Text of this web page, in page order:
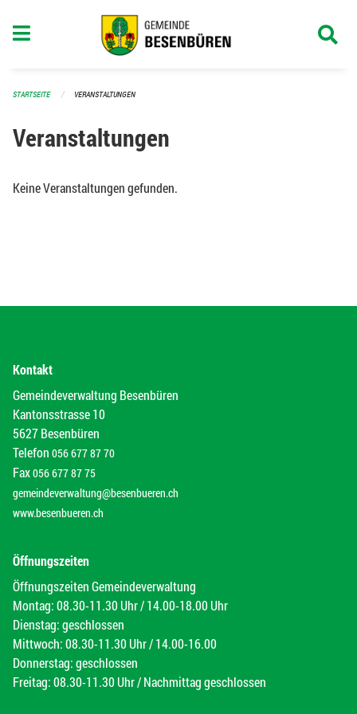
STARTSEITE VERANSTALTUNGEN
Veranstaltungen
Keine Veranstaltungen gefunden.
Kontakt
Gemeindeverwaltung Besenbüren
Kantonsstrasse 10
5627 Besenbüren
Telefon 056 677 87 70
Fax056 677 87 75
gemeindeverwaltung@besenbueren.ch
www.besenbueren.ch
Öffnungszeiten
Öffnungszeiten Gemeindeverwaltung
Montag: 08.30-11.30 Uhr / 14.00-18.00 Uhr
Dienstag: geschlossen
Mittwoch: 08.30-11.30 Uhr / 14.00-16.00
Donnerstag: geschlossen
Freitag: 08.30-11.30 Uhr / Nachmittag geschlossen